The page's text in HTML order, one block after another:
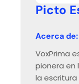
Picto
Acerca de:
VoxPrima
pionera en
la escritura